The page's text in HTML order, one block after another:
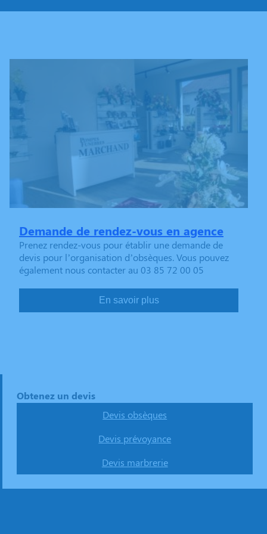
Demande de rendez-vous en agence
Prenez rendez-vous pour établir une demande de
devis pour l’organisation d’obsèques. Vous pouvez
également nous contacter au 03 85 72 00 05
En savoir plus
Obtenez un devis
Devis obsèques
Devis prévoyance
Devis marbrerie